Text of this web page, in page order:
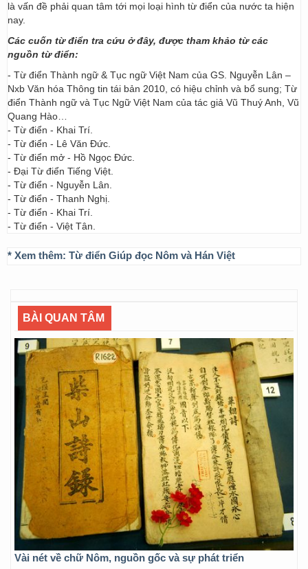
là vấn đề phải quan tâm tới mọi loại hình từ điển của nước ta hiện
nay.
Các cuốn từ điển tra cứu ở đây, được tham khảo từ các
nguồn từ điển:
- Từ điển Thành ngữ & Tục ngữ Việt Nam của GS. Nguyễn Lân –
Nxb Văn hóa Thông tin tái bản 2010, có hiệu chỉnh và bổ sung; Từ
điển Thành ngữ và Tục Ngữ Việt Nam của tác giả Vũ Thuý Anh, Vũ
Quang Hào…
- Từ điển - Khai Trí.
- Từ điển - Lê Văn Đức.
- Từ điển mở - Hồ Ngọc Đức.
- Đại Từ điển Tiếng Việt.
- Từ điển - Nguyễn Lân.
- Từ điển - Thanh Nghị.
- Từ điển - Khai Trí.
- Từ điển - Việt Tân.
* Xem thêm: Từ điển Giúp đọc Nôm và Hán Việt
BÀI QUAN TÂM
Vài nét về chữ Nôm, nguồn gốc và sự phát triển